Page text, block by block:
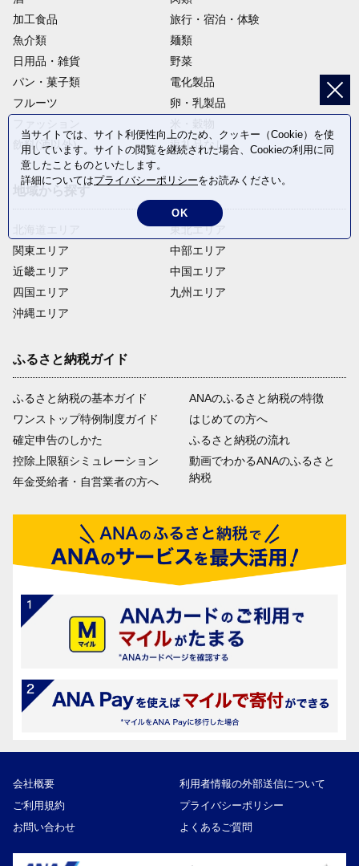
加工食品
旅行・宿泊・体験
魚介類
麺類
日用品・雑貨
野菜
パン・菓子類
電化製品
フルーツ
卵・乳製品
飲料(酒以外)
返礼品なし
関東エリア
近畿エリア
四国エリア
沖縄エリア
東北エリア
中部エリア
中国エリア
九州エリア
ふるさと納税ガイド
ふるさと納税の基本ガイド
ワンストップ特例制度ガイド
確定申告のしかた
控除上限額シミュレーション
年金受給者・自営業者の方へ
ANAのふるさと納税の特徴
はじめての方へ
ふるさと納税の流れ
動画でわかるANAのふるさと
納税
会社概要
利用者情報の外部送信について
ご利用規約
プライバシーポリシー
お問い合わせ
よくあるご質問
当サイトでは、サイト利便性向上のため、クッキー（Cookie）を使
用しています。サイトの閲覧を継続された場合、Cookieの利用に同
意したことものといたします。
詳細についてはプライバシーポリシーをお読みください。
OK